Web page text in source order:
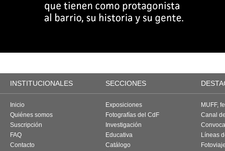
INSTITUCIONALES SECCIONES
Inicio
Quiénes somos
Suscripción
FAQ
Contacto
Exposiciones
Fotografías del CdF
Investigación
Educativa
Catálogo
MUFF,
Canal
Líneas